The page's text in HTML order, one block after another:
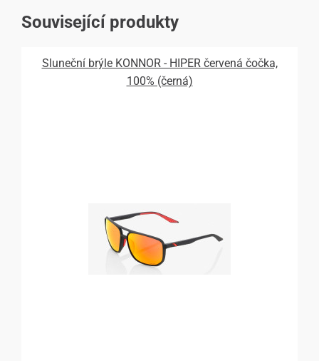
Související produkty
Sluneční brýle KONNOR - HIPER červená čočka,
100% (černá)